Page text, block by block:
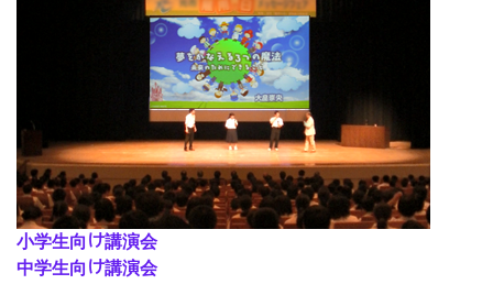
小学生向け講演会
中学生向け講演会